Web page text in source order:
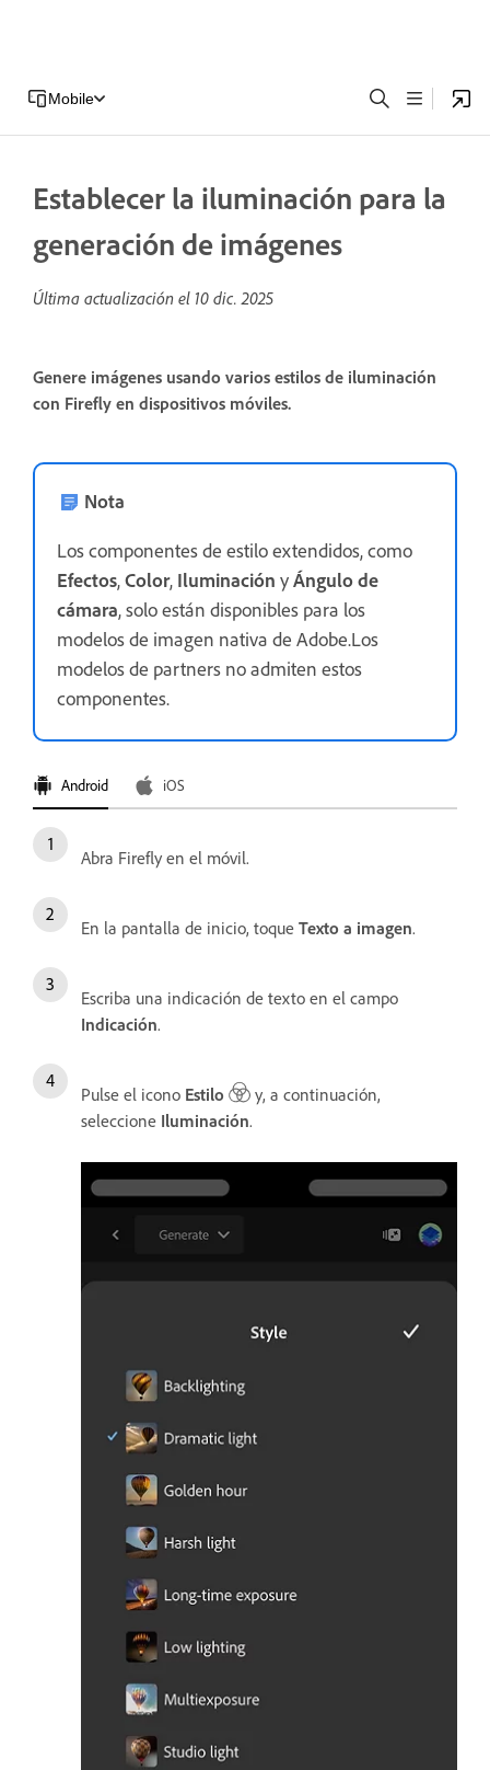
Mobile
Establecer la iluminación para la
generación de imágenes
Última actualización el 10 dic. 2025
Genere imágenes usando varios estilos de iluminación
con Firefly en dispositivos móviles.
Nota
Los componentes de estilo extendidos, como
Efectos,Color, Iluminación yÁngulo de
cámara, solo están disponibles para los
modelos de imagen nativa de Adobe.Los
modelos de partners no admiten estos
componentes.
Android iOS
Abra Firefly en el móvil.
En la pantalla de inicio, toque Texto a imagen.
Escriba una indicación de texto en el campo
Indicación.
Pulse el icono Estilo
y, a continuación,
seleccione Iluminación.